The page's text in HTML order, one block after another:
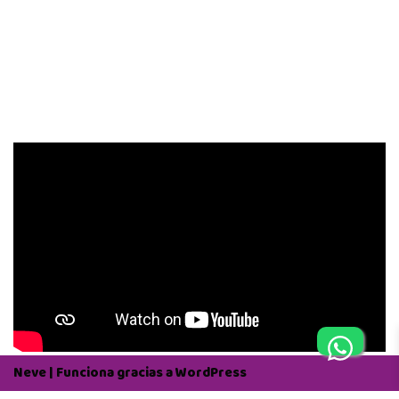
Neve| Funciona gracias aWordPress